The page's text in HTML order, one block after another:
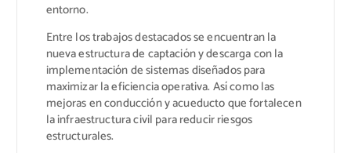
entorno.
Entre los trabajos destacados se encuentran la
nueva estructura de captación y descarga con la
implementación de sistemas diseñados para
maximizar la eficiencia operativa. Así como las
mejoras en conducción y acueducto que fortalecen
la infraestructura civil para reducir riesgos
estructurales.